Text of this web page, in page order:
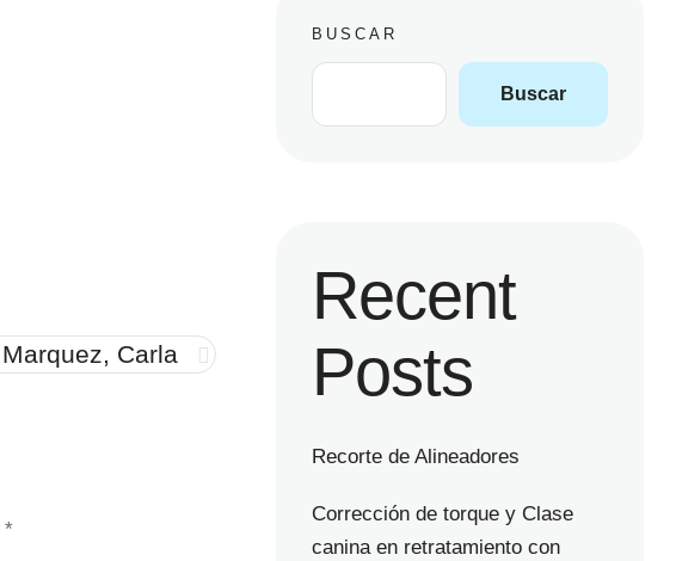
Marquez, Carla
*
BUSCAR
Buscar
Recent
Posts
Recorte de Alineadores
Corrección de torque y Clase
canina en retratamiento con